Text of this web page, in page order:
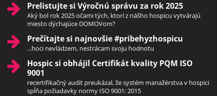
Prelistujte si Výročnú správu za rok 2025
Aký bol rok 2025 očami tých, ktorí z nášho hospicu vytvárajú
miesto dýchajúce DOMOVom?
Prečítajte si najnovšie #pribehyzhospicu
...hoci nevládzem, nestrácam svoju hodnotu
Hospic si obhájil Certifikát kvality PQM ISO
9001
recertifikačný audit preukázal, že systém manažérstva v hospici
spĺňa požiadavky normy ISO 9001: 2015